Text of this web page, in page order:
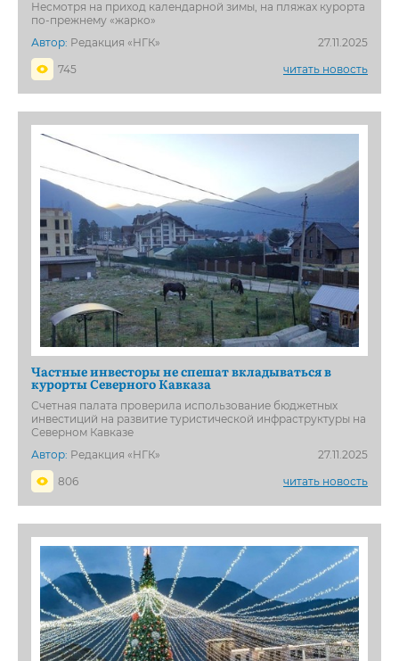
Несмотря на приход календарной зимы, на пляжах курорта
по-прежнему «жарко»
Автор: Редакция «НГК»
27.11.2025
745
читать новость
Частные инвесторы не спешат вкладываться в
курорты Северного Кавказа
Счетная палата проверила использование бюджетных
инвестиций на развитие туристической инфраструктуры на
Северном Кавказе
Автор: Редакция «НГК»
27.11.2025
806
читать новость